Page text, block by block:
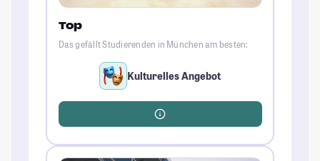
Top
Das gefällt Studierenden in München am besten:
Kulturelles Angebot